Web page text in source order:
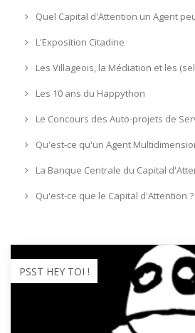
Quel Capital d'Attention un Agent
L'Exposition Citadine
Les Villageois, la Médiation et les
Les 10 ans du Happython
Le Concours des Auto-projets de
Qu'est-ce qu'un Agent
La Banque Centrale du Capital
Qu'est-ce que le Capital d'Attention ?
PSST HEY TOI !